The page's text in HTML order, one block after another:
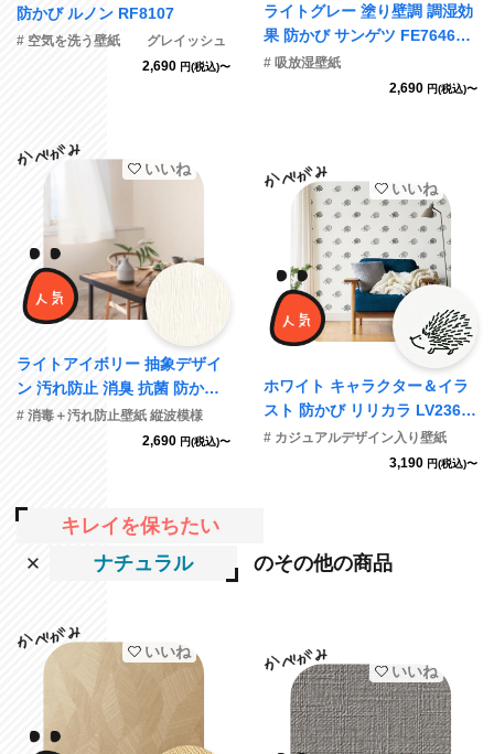
防かび ルノン RF8107
# 空気を洗う壁紙 グレイッシュ
2,690 円(税込)〜
ライトグレー 塗り壁調 調湿効
果 防かび サンゲツ FE76467
旧品番FE74033
# 吸放湿壁紙
2,690 円(税込)〜
いいね
ライトアイボリー 抽象デザイ
ン 汚れ防止 消臭 抗菌 防かび
リリカラ LV2578 旧品番LV35
# 消毒＋汚れ防止壁紙 縦波模様
2,690 円(税込)〜
いいね
ホワイト キャラクター＆イラ
スト 防かび リリカラ LV2364
旧品番LV3308
# カジュアルデザイン入り壁紙
3,190 円(税込)〜
キレイを保ちたい
ナチュラル
のその他の商品
いいね
いいね